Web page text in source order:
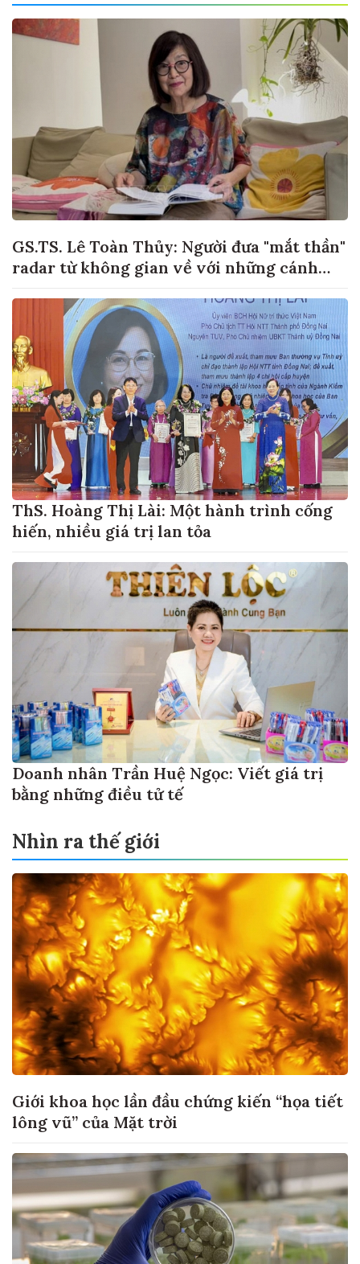
GS.TS. Lê Toàn Thủy: Người đưa "mắt thần"
radar từ không gian về với những cánh
ThS. Hoàng Thị Lài: Một hành trình cống
hiến, nhiều giá trị lan tỏa
Doanh nhân Trần Huệ Ngọc: Viết giá trị
bằng những điều tử tế
Nhìn ra thế giới
Giới khoa học lần đầu chứng kiến “họa tiết
lông vũ” của Mặt trời